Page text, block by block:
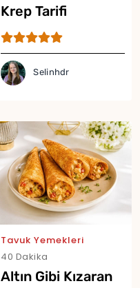
Krep Tarifi
Selinhdr
Tavuk Yemekleri
40 Dakika
Altın Gibi Kızaran